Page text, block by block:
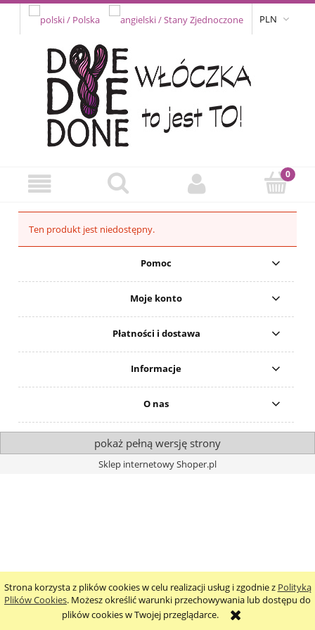
Strona korzysta z plików cookies w celu realizacji usług i zgodnie z Polityką
Plików Cookies. Możesz określić warunki przechowywania lub dostępu do
plików cookies w Twojej przeglądarce.
PLN
Ten produkt jest niedostępny.
Pomoc
Moje konto
Płatności i dostawa
Informacje
O nas
pokaż pełną wersję strony
Sklep internetowy Shoper.pl